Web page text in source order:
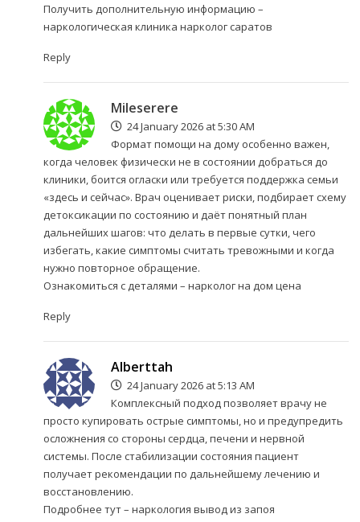
Получить дополнительную информацию –
наркологическая клиника нарколог саратов
Reply
Mileserere
24 January 2026 at 5:30 AM
Формат помощи на дому особенно важен,
когда человек физически не в состоянии добраться до
клиники, боится огласки или требуется поддержка семьи
«здесь и сейчас». Врач оценивает риски, подбирает схему
детоксикации по состоянию и даёт понятный план
дальнейших шагов: что делать в первые сутки, чего
избегать, какие симптомы считать тревожными и когда
нужно повторное обращение.
Ознакомиться с деталями – нарколог на дом цена
Reply
Alberttah
24 January 2026 at 5:13 AM
Комплексный подход позволяет врачу не
просто купировать острые симптомы, но и предупредить
осложнения со стороны сердца, печени и нервной
системы. После стабилизации состояния пациент
получает рекомендации по дальнейшему лечению и
восстановлению.
Подробнее тут – наркология вывод из запоя